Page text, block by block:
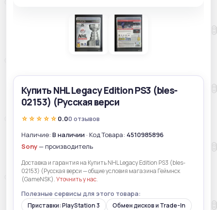
Купить NHL Legacy Edition PS3 (bles-
02153) (Русская верси
☆☆☆☆☆ 0.00 отзывов
Наличие: В наличии · Код Товара: 4510985896
Sony— производитель
Доставка и гарантия на Купить NHL Legacy Edition PS3 (bles-
02153) (Русская верси — общие условия магазина Геймнск
(GameNSK).Уточнить у нас.
Полезные сервисы для этого товара:
Приставки: PlayStation 3 Обмен дисков и Trade-In